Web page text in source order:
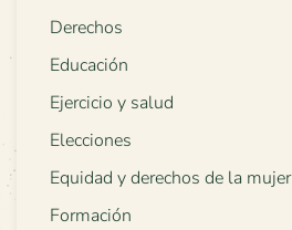
Derechos
Educación
Ejercicio y salud
Elecciones
Equidad y derechos de la mujer
Formación